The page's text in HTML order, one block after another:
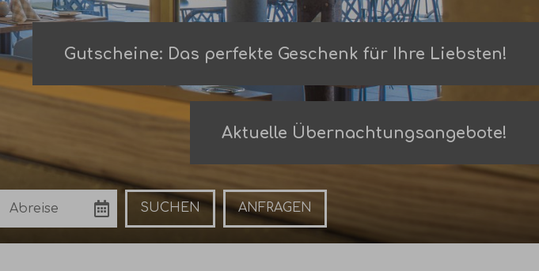
Abreise Buchen Anfragen
Gutscheine: Das perfekte Geschenk für Ihre Liebsten!
Aktuelle Übernachtungsangebote!